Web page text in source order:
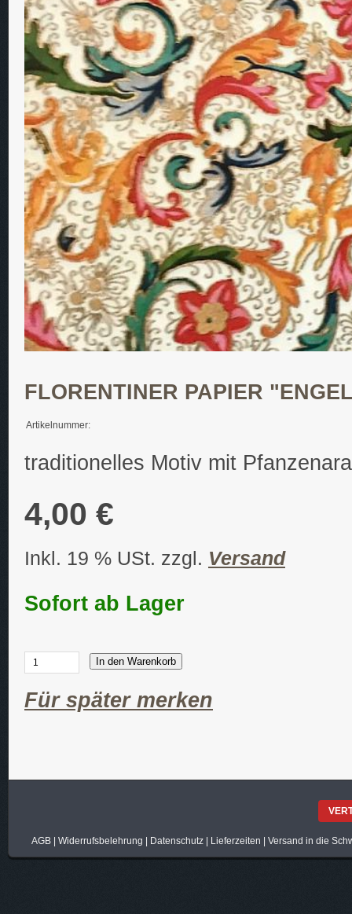
FLORENTINER PAPIER
Artikelnummer:
traditionelles Motiv mit
4,00 €
Inkl. 19 % USt. zzgl. Versand
Sofort ab Lager
In den Warenkorb
Für später merken
AGB| Widerrufsbelehrung Datenschutz| Lieferzeiten Versand in die